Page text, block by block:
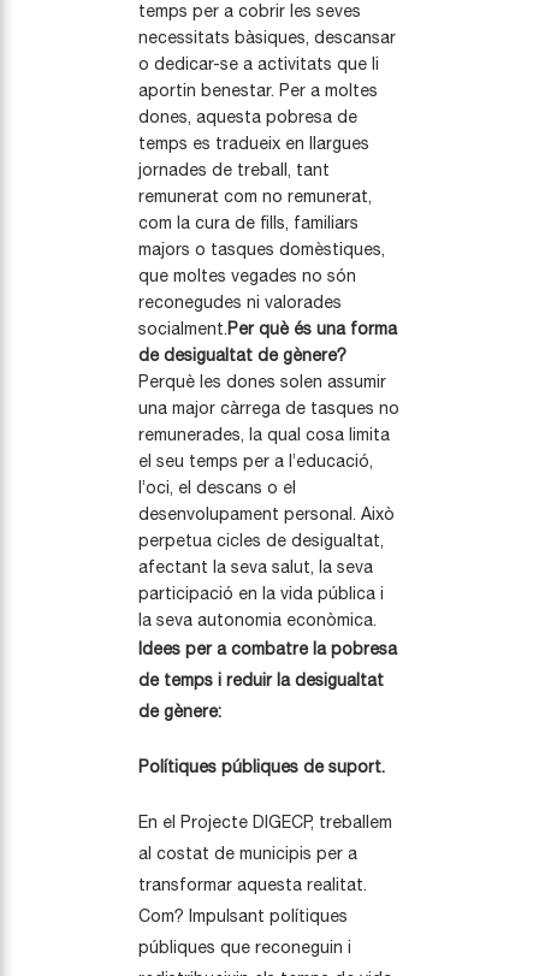
temps per a cobrir les seves
necessitats bàsiques, descansar
o dedicar-se a activitats que li
aportin benestar. Per a moltes
dones, aquesta pobresa de
temps es tradueix en llargues
jornades de treball, tant
remunerat com no remunerat,
com la cura de fills, familiars
majors o tasques domèstiques,
que moltes vegades no són
reconegudes ni valorades
socialment.Per què és una forma
de desigualtat de gènere?
Perquè les dones solen assumir
una major càrrega de tasques no
remunerades, la qual cosa limita
el seu temps per a l’educació,
l’oci, el descans o el
desenvolupament personal. Això
perpetua cicles de desigualtat,
afectant la seva salut, la seva
participació en la vida pública i
la seva autonomia econòmica.
Idees per a combatre la pobresa
de temps i reduir la desigualtat
de gènere:
Polítiques públiques de suport.
En el Projecte DIGECP, treballem
al costat de municipis per a
transformar aquesta realitat.
Com? Impulsant polítiques
públiques que reconeguin i